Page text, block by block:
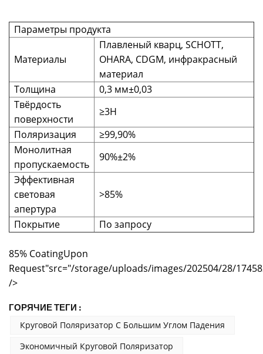
Параметры продукта
Материалы
Плавленый кварц, SCHOTT,
OHARA, CDGM, инфракрасный
материал
Толщина
0,3 мм±0,03
Твёрдость
поверхности
≥3H
Поляризация
≥99,90%
Монолитная
пропускаемость
90%±2%
Эффективная
световая
апертура
>85%
Покрытие По запросу
85% CoatingUpon
Request"src="/storage/uploads/images/202504/28/
/>
ГОРЯЧИЕ ТЕГИ :
Круговой Поляризатор С Большим Углом Падения
Экономичный Круговой Поляризатор